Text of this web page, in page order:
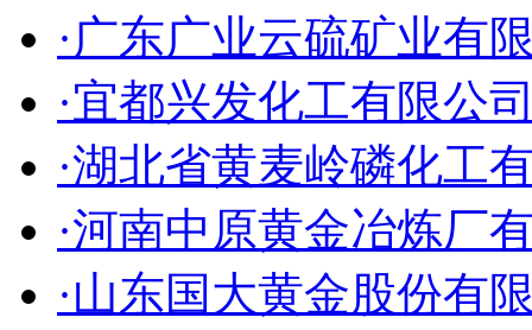
·广东广业云硫矿业有
·宜都兴发化工有限公
·湖北省黄麦岭磷化工
·河南中原黄金冶炼厂
·山东国大黄金股份有